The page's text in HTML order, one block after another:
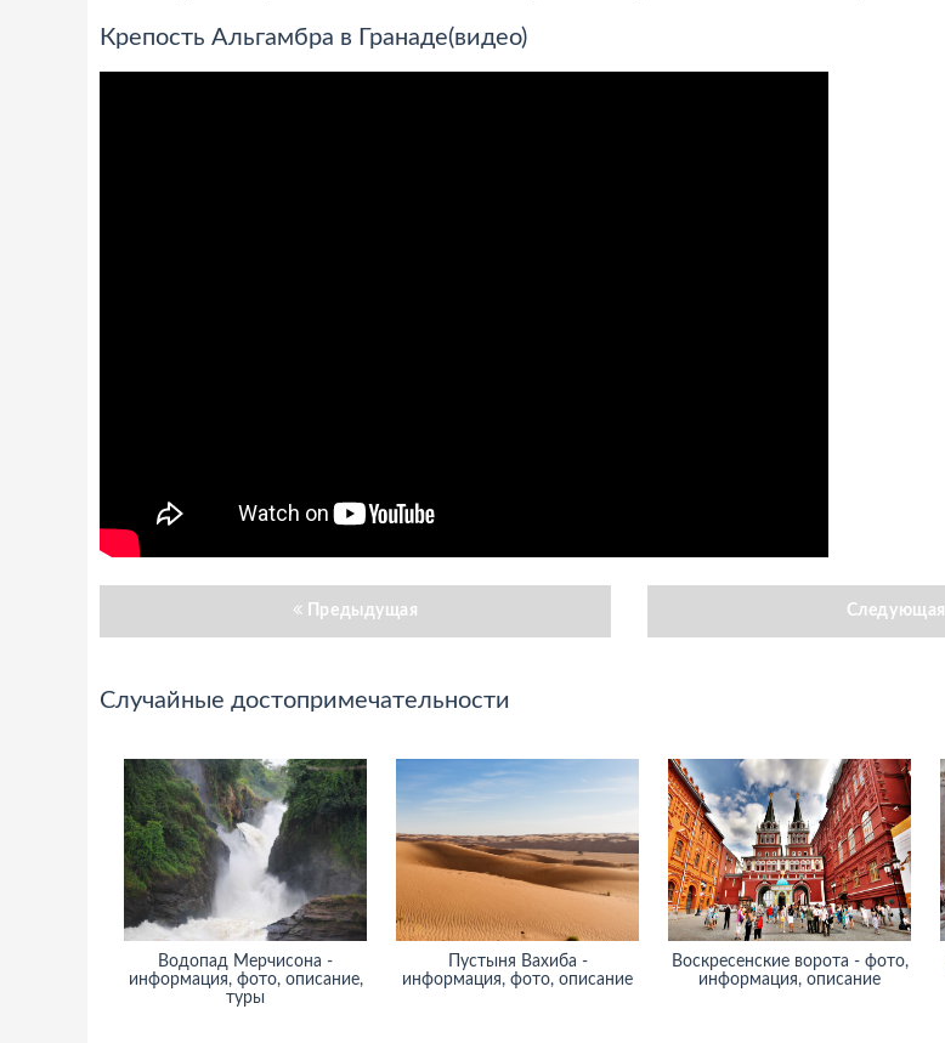
Крепость Альгамбра в Гранаде(видео)
Предыдущая Следующая
Случайные достопримечательности
Водопад Мерчисона -
информация, фото, описание,
туры
Пустыня Вахиба -
информация, фото, описание
Воскресенские ворота - фото,
информация, описание